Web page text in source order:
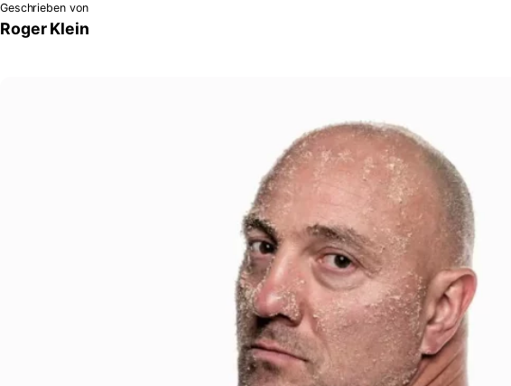
Geschrieben von
Roger Klein